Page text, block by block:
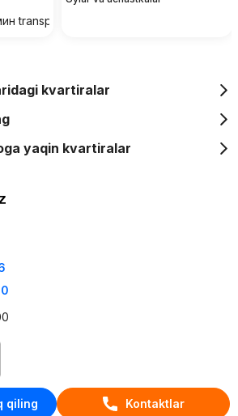
qiling Kontaktlar
transportda
kvartiralar
yaqin kvartiralar